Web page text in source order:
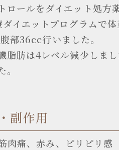
ロールをダイエット処方
ダイエットプログラムで
部36cc行いました。
脂肪は4レベル減少しま
副作用
肉痛、赤み、ピリピリ感